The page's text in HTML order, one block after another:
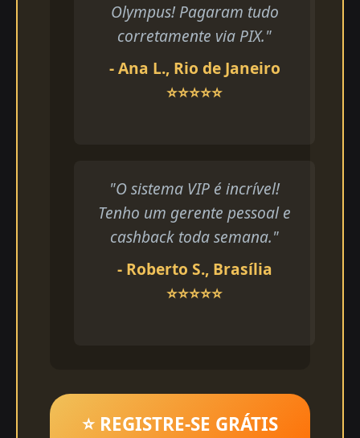
Olympus! Pagaram tudo
corretamente via PIX."
- Ana L., Rio de Janeiro
⭐⭐⭐⭐⭐
"O sistema VIP é incrível!
Tenho um gerente pessoal e
cashback toda semana."
- Roberto S., Brasília
⭐⭐⭐⭐⭐
⭐ REGISTRE-SE GRÁTIS